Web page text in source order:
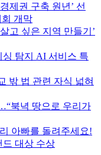
제권 구축 원년’ 선
개막
고 싶은 지역 만들기’
탐지 AI 서비스 특
밖 법 관련 자식 넓혀
북녁 땅으로 우리가
아빠를 돌려주세요!
드 대상 수상